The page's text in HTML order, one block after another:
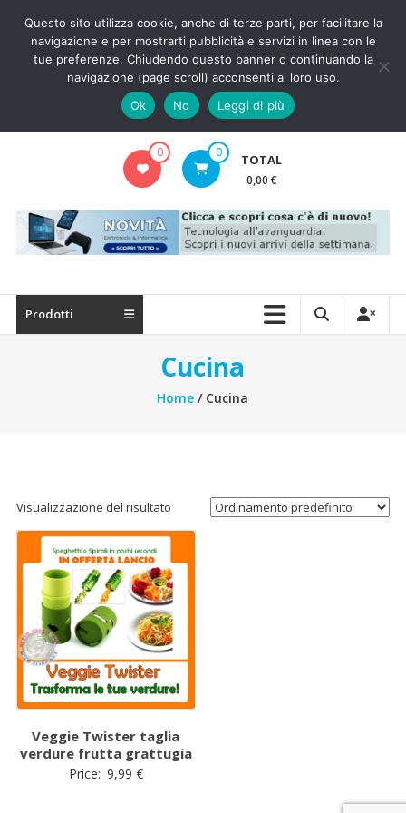
content
5Lire.net
Risparmio garantito.
0 0 TOTAL
0,00 €
Prodotti
Cucina
Home / Cucina
Visualizzazione del risultato
Veggie Twister taglia
verdure frutta grattugia
Price: 9,99 €
Questo sito utilizza cookie, anche di terze parti, per facilitare la
navigazione e per mostrarti pubblicità e servizi in linea con le
tue preferenze. Chiudendo questo banner o continuando la
navigazione (page scroll) acconsenti al loro uso.
Ok
No Leggi di più